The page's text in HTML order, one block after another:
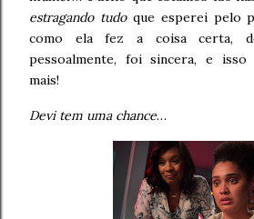
estragando tudoque esperei pelo
como ela fez a coisa certa,
pessoalmente, foi sincera, e isso
mais!
Devi tem uma chance…